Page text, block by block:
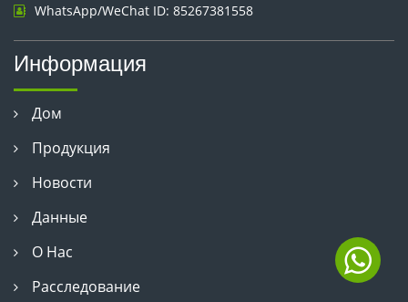
WhatsApp/WeChat ID: 85267381558
Информация
Дом
Продукция
Новости
Данные
О Нас
Расследование